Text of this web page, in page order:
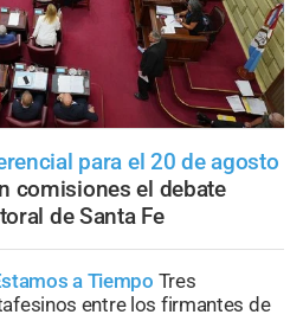
para el 20 de agosto
comisiones el debate
de Santa Fe
a Tiempo Tres
entre los firmantes de